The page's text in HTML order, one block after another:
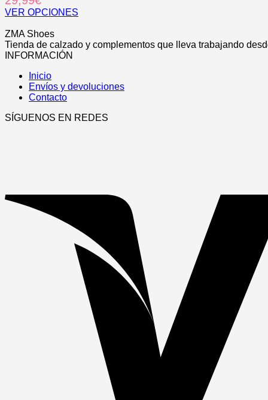
la
de
producto
Las
se
pueden
elegir
página
VER OPCIONES
producto
tiene
múltiples
Las
opciones
elegir
ZMA Shoes
Tienda de calzado y complementos que lleva trabajando
INFORMACIÓN
Inicio
Envíos y devoluciones
Contacto
SÍGUENOS EN REDES